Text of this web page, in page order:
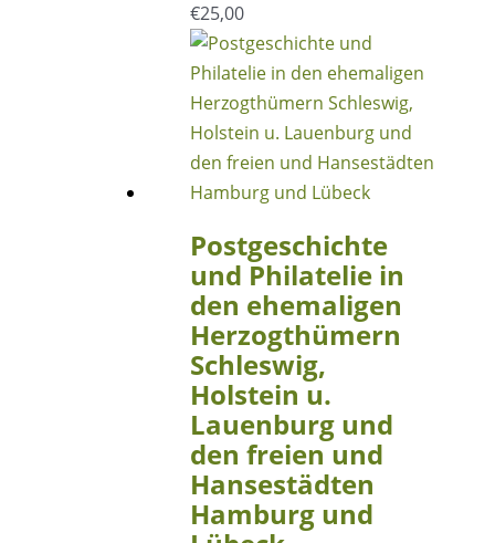
€25,00
Postgeschichte
und Philatelie in
den ehemaligen
Herzogthümern
Schleswig,
Holstein u.
Lauenburg und
den freien und
Hansestädten
Hamburg und